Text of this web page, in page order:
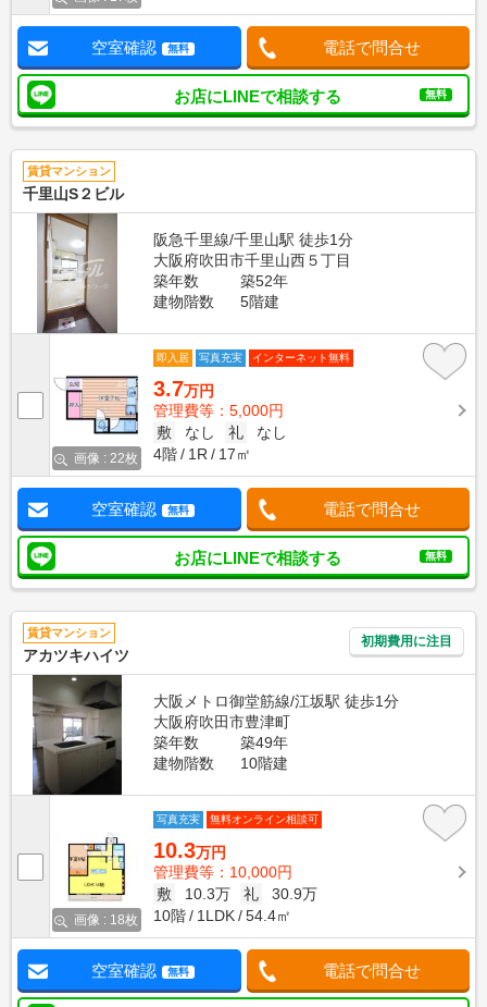
空室確認 無料 電話で問合せ
お店にLINEで相談する 無料
賃貸マンション
千里山S２ビル
阪急千里線/千里山駅 徒歩1分
大阪府吹田市千里山西５丁目
築年数
築52年
建物階数
5階建
画像 : 22枚
即入居 写真充実 インターネット無料
3.7万円
管理費等：5,000円
敷
なし 礼
なし
4階
1R 17㎡
空室確認 無料 電話で問合せ
お店にLINEで相談する 無料
賃貸マンション
アカツキハイツ
初期費用に注目
大阪メトロ御堂筋線/江坂駅 徒歩1分
大阪府吹田市豊津町
築年数
築49年
建物階数
10階建
画像 : 18枚
写真充実 無料オンライン相談可
10.3万円
管理費等：10,000円
敷
10.3万 礼
30.9万
10階
1LDK 54.4㎡
空室確認 無料 電話で問合せ